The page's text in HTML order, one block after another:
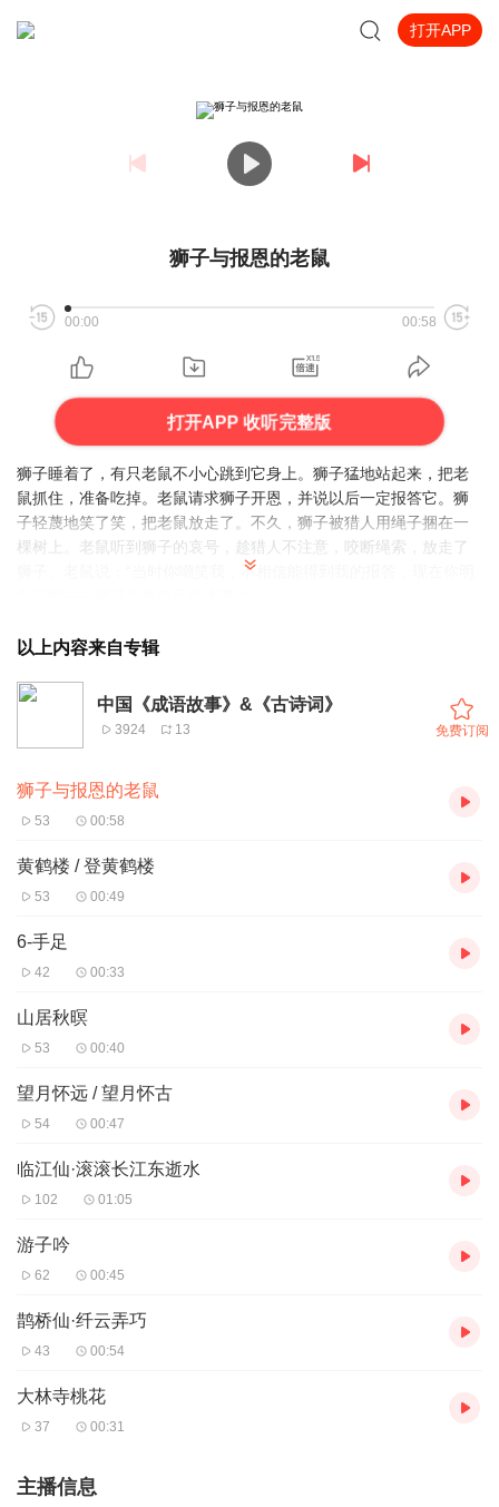
打开APP
狮子与报恩的老鼠
00:00 00:58
打开APP 收听完整版
狮子睡着了，有只老鼠不小心跳到它身上。狮子猛地站起来，把老
鼠抓住，准备吃掉。老鼠请求狮子开恩，并说以后一定报答它。狮
子轻蔑地笑了笑，把老鼠放走了。不久，狮子被猎人用绳子捆在一
棵树上。老鼠听到狮子的哀号，趁猎人不注意，咬断绳索，放走了
狮子。老鼠说：“当时你嘲笑我，不相信能得到我的报答，现在你明
以上内容来自专辑
中国《成语故事》&《古诗词》
3924 13 免费订阅
狮子与报恩的老鼠
53 00:58
黄鹤楼 / 登黄鹤楼
53 00:49
6-手足
42 00:33
山居秋暝
53 00:40
望月怀远 / 望月怀古
54 00:47
临江仙·滚滚长江东逝水
102 01:05
游子吟
62 00:45
鹊桥仙·纤云弄巧
43 00:54
大林寺桃花
37 00:31
主播信息